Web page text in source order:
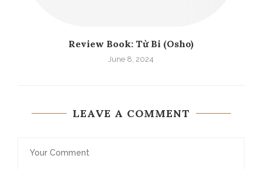
Review Book: Từ Bi (Osho)
June 8, 2024
LEAVE A COMMENT